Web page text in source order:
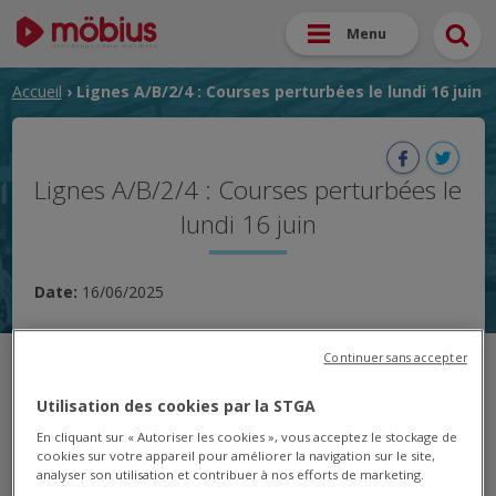
Menu
Accueil › Lignes A/B/2/4 : Courses perturbées le lundi 16 juin
Lignes A/B/2/4 : Courses perturbées le
lundi 16 juin
Date: 16/06/2025
de personnel de conduite, certaines courses de la ligne
A/B/2/4 ne pourront pas être assurées ce lundi 16 juin.
Veuillez nous excuser pour la gêne occasionnée.
Utilisation des cookies par la STGA
En cliquant sur « Autoriser les cookies », vous acceptez le stockage de
cookies sur votre appareil pour améliorer la navigation sur le site,
analyser son utilisation et contribuer à nos efforts de marketing.
Continuer sans accepter